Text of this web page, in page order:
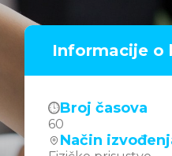
Informacije o
Broj časova
60
Način